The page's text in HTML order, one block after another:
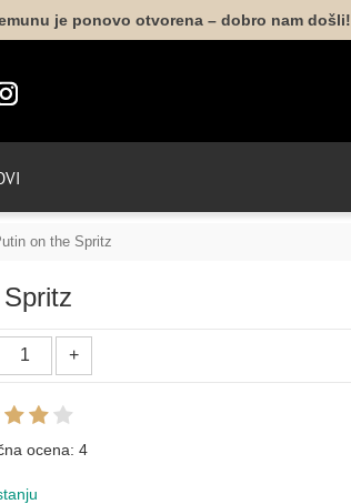
je ponovo otvorena – dobro nam došli!
on the Spritz
ocena:4